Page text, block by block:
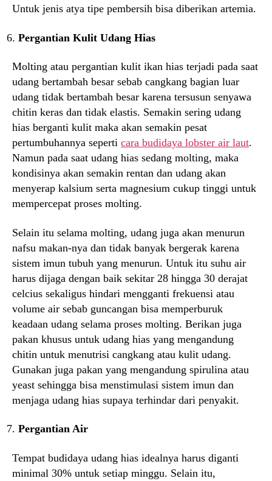
Untuk jenis atya tipe pembersih bisa diberikan artemia.
Pergantian Kulit Udang Hias
Molting atau pergantian kulit ikan hias terjadi pada saat
udang bertambah besar sebab cangkang bagian luar
udang tidak bertambah besar karena tersusun senyawa
chitin keras dan tidak elastis. Semakin sering udang
hias berganti kulit maka akan semakin pesat
pertumbuhannya seperti cara budidaya lobster air laut.
Namun pada saat udang hias sedang molting, maka
kondisinya akan semakin rentan dan udang akan
menyerap kalsium serta magnesium cukup tinggi untuk
mempercepat proses molting.
Selain itu selama molting, udang juga akan menurun
nafsu makan-nya dan tidak banyak bergerak karena
sistem imun tubuh yang menurun. Untuk itu suhu air
harus dijaga dengan baik sekitar 28 hingga 30 derajat
celcius sekaligus hindari mengganti frekuensi atau
volume air sebab guncangan bisa memperburuk
keadaan udang selama proses molting. Berikan juga
pakan khusus untuk udang hias yang mengandung
chitin untuk menutrisi cangkang atau kulit udang.
Gunakan juga pakan yang mengandung spirulina atau
yeast sehingga bisa menstimulasi sistem imun dan
menjaga udang hias supaya terhindar dari penyakit.
Pergantian Air
Tempat budidaya udang hias idealnya harus diganti
minimal 30% untuk setiap minggu. Selain itu,